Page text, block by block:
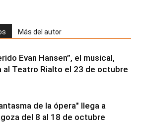
Más del autor
Evan Hansen”, el musical,
al Teatro Rialto el 23 de octubre
de la ópera" llega a
del 8 al 18 de octubre